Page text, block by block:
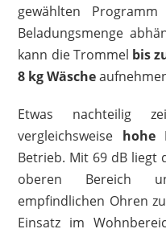
gewählten
Beladungsmenge
kann die Trommel bis
8 kg Wäsche
Etwas nachteilig
vergleichsweise hohe
Betrieb. Mit 69 dB liegt
oberen Bereich
empfindlichen Ohren
Einsatz im